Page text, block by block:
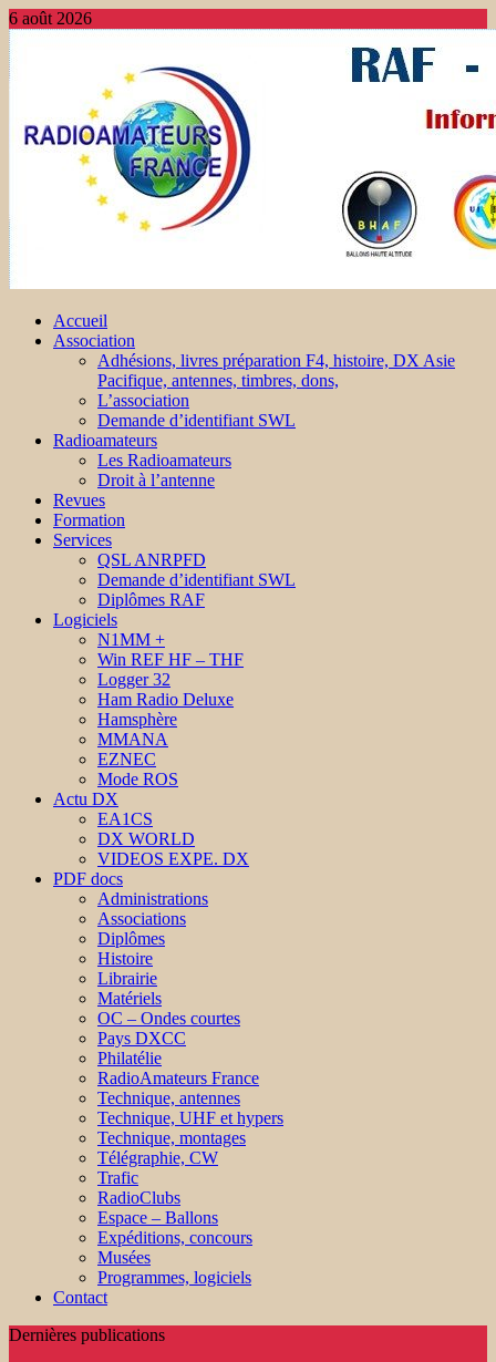
6 août 2026
Accueil
Association
Adhésions, livres préparation F4, histoire, DX Asie
Pacifique, antennes, timbres, dons,
L’association
Demande d’identifiant SWL
Radioamateurs
Les Radioamateurs
Droit à l’antenne
Revues
Formation
Services
QSL ANRPFD
Demande d’identifiant SWL
Diplômes RAF
Logiciels
N1MM +
Win REF HF – THF
Logger 32
Ham Radio Deluxe
Hamsphère
MMANA
EZNEC
Mode ROS
Actu DX
EA1CS
DX WORLD
VIDEOS EXPE. DX
PDF docs
Administrations
Associations
Diplômes
Histoire
Librairie
Matériels
OC – Ondes courtes
Pays DXCC
Philatélie
RadioAmateurs France
Technique, antennes
Technique, UHF et hypers
Technique, montages
Télégraphie, CW
Trafic
RadioClubs
Espace – Ballons
Expéditions, concours
Musées
Programmes, logiciels
Contact
Dernières publications